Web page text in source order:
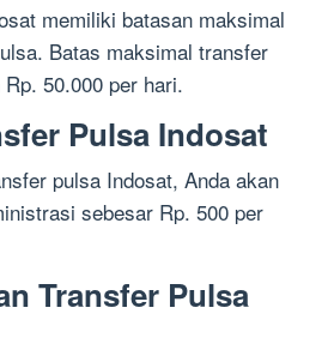
memiliki batasan maksimal
Batas maksimal transfer
50.000 per hari.
Pulsa Indosat
pulsa Indosat, Anda akan
sebesar Rp. 500 per
Transfer Pulsa